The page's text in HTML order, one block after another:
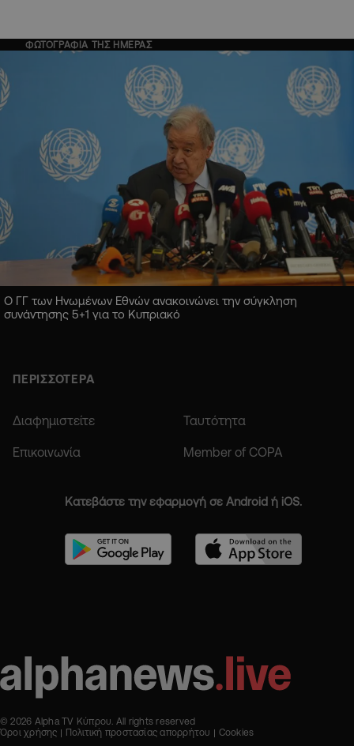
ΦΩΤΟΓΡΑΦΙΑ ΤΗΣ ΗΜΕΡΑΣ
Ο ΓΓ των Ηνωμένων Εθνών ανακοινώνει την σύγκληση
συνάντησης 5+1 για το Κυπριακό
ΠΕΡΙΣΣΟΤΕΡΑ
Διαφημιστείτε Ταυτότητα
Επικοινωνία Member of COPA
Κατεβάστε την εφαρμογή σε Android ή iOS.
© 2026 Alpha TV Κύπρου. All rights reserved
Όροι χρήσης
Πολιτική προστασίας απορρήτου Cookies